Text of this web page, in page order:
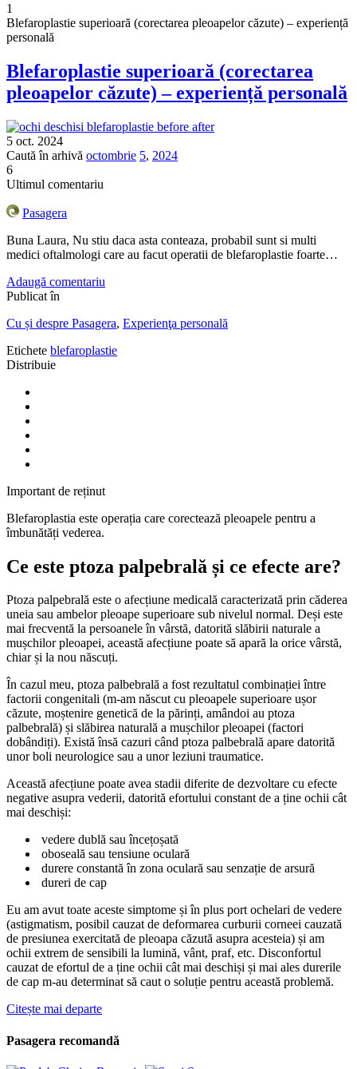
1
Blefaroplastie superioară (corectarea pleoapelor căzute) – experiență
personală
Blefaroplastie superioară (corectarea
pleoapelor căzute) – experiență personală
5 oct. 2024
Caută în arhivă octombrie 5, 2024
6
Ultimul comentariu
Pasagera
Buna Laura, Nu stiu daca asta conteaza, probabil sunt si multi
medici oftalmologi care au facut operatii de blefaroplastie foarte…
Adaugă comentariu
Publicat în
Cu și despre Pasagera, Experienţa personală
Etichete blefaroplastie
Distribuie
Important de reținut
Blefaroplastia este operația care corectează pleoapele pentru a
îmbunătăți vederea.
Ce este ptoza palpebrală și ce efecte are?
Ptoza palpebrală este o afecțiune medicală caracterizată prin căderea
uneia sau ambelor pleoape superioare sub nivelul normal. Deși este
mai frecventă la persoanele în vârstă, datorită slăbirii naturale a
mușchilor pleoapei, această afecțiune poate să apară la orice vârstă,
chiar și la nou născuți.
În cazul meu, ptoza palbebrală a fost rezultatul combinației între
factorii congenitali (m-am născut cu pleoapele superioare ușor
căzute, moștenire genetică de la părinți, amândoi au ptoza
palbebrală) și slăbirea naturală a mușchilor pleoapei (factori
dobândiți). Există însă cazuri când ptoza palbebrală apare datorită
unor boli neurologice sau a unor leziuni traumatice.
Această afecțiune poate avea stadii diferite de dezvoltare cu efecte
negative asupra vederii, datorită efortului constant de a ține ochii cât
mai deschiși:
vedere dublă sau încețoșată
oboseală sau tensiune oculară
durere constantă în zona oculară sau senzație de arsură
dureri de cap
Eu am avut toate aceste simptome și în plus port ochelari de vedere
(astigmatism, posibil cauzat de deformarea curburii corneei cauzată
de presiunea exercitată de pleoapa căzută asupra acesteia) și am
ochii extrem de sensibili la lumină, vânt, praf, etc. Disconfortul
cauzat de efortul de a ține ochii cât mai deschiși și mai ales durerile
de cap m-au determinat să caut o soluție pentru această problemă.
Citește mai departe
Pasagera recomandă